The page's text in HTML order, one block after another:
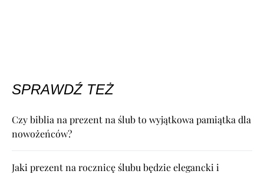
SPRAWDŹ TEŻ
Czy biblia na prezent na ślub to wyjątkowa pamiątka dla
nowożeńców?
Jaki prezent na rocznicę ślubu będzie elegancki i